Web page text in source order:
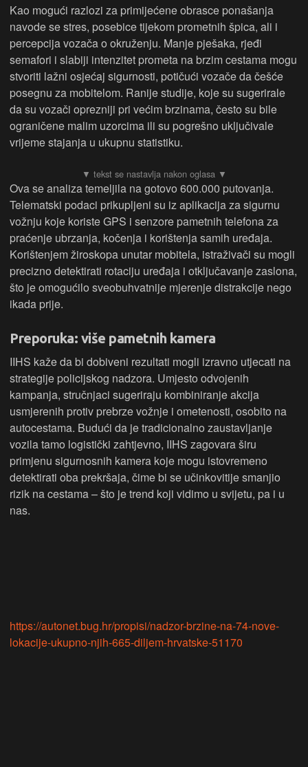
Kao mogući razlozi za primijećene obrasce ponašanja
navode se stres, posebice tijekom prometnih špica, ali i
percepcija vozača o okruženju. Manje pješaka, rjeđi
semafori i slabiji intenzitet prometa na brzim cestama mogu
stvoriti lažni osjećaj sigurnosti, potičući vozače da češće
posegnu za mobitelom. Ranije studije, koje su sugerirale
da su vozači oprezniji pri većim brzinama, često su bile
ograničene malim uzorcima ili su pogrešno uključivale
vrijeme stajanja u ukupnu statistiku.
Ova se analiza temeljila na gotovo 600.000 putovanja.
Telematski podaci prikupljeni su iz aplikacija za sigurnu
vožnju koje koriste GPS i senzore pametnih telefona za
praćenje ubrzanja, kočenja i korištenja samih uređaja.
Korištenjem žiroskopa unutar mobitela, istraživači su mogli
precizno detektirati rotaciju uređaja i otključavanje zaslona,
što je omogućilo sveobuhvatnije mjerenje distrakcije nego
ikada prije.
Preporuka: više pametnih kamera
IIHS kaže da bi dobiveni rezultati mogli izravno utjecati na
strategije policijskog nadzora. Umjesto odvojenih
kampanja, stručnjaci sugeriraju kombiniranje akcija
usmjerenih protiv prebrze vožnje i ometenosti, osobito na
autocestama. Budući da je tradicionalno zaustavljanje
vozila tamo logistički zahtjevno, IIHS zagovara širu
primjenu sigurnosnih kamera koje mogu istovremeno
detektirati oba prekršaja, čime bi se učinkovitije smanjio
rizik na cestama – što je trend koji vidimo u svijetu, pa i u
nas.
https://autonet.bug.hr/propisi/nadzor-brzine-na-74-nove-
lokacije-ukupno-njih-665-diljem-hrvatske-51170